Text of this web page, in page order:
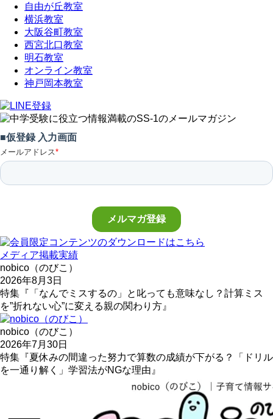
自由が丘教室
横浜教室
大阪谷町教室
西宮北口教室
明石教室
オンライン教室
神戸岡本教室
メディア掲載実績
nobico（のびこ）
2026年8月3日
特集『「なんでミスするの」と叱っても意味なし？計算ミス
を”折れない心”に変える親の関わり方』
nobico（のびこ）
2026年7月30日
特集『夏休みの間違った努力で算数の成績が下がる？「ドリル
を一通り解く」学習法がNGな理由』